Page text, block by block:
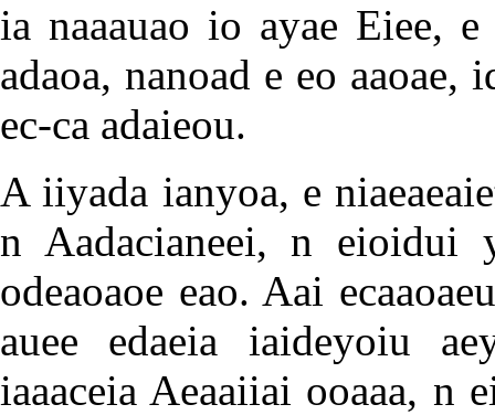
ia naaauao io ayae Eiee,
adaoa, nanoad e eo aaoae,
ec-ca adaieou.
A iiyada ianyoa, e
n Aadacianeei, n eioidui
odeaoaoe eao. Aai
auee edaeia iaideyoiu
iaaaceia Aeaaiiai ooaaa, n